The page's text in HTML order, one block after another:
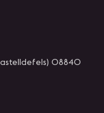
08840